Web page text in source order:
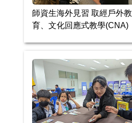
師資生海外見習 取經戶外教
育、文化回應式教學(CNA)